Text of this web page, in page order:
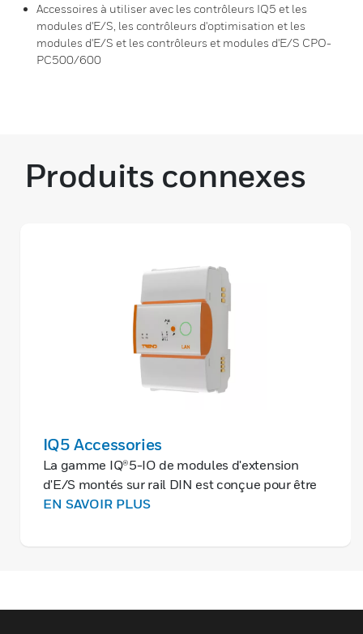
Accessoires à utiliser avec les contrôleurs IQ5 et les
modules d'E/S, les contrôleurs d'optimisation et les
modules d'E/S et les contrôleurs et modules d'E/S CPO-
PC500/600
Produits connexes
IQ5 Accessories
La gamme IQ®5-IO de modules d'extension
d'E/S montés sur rail DIN est conçue pour être
utilisée avec les contrôleurs IQ500 et IQ528 ,
canaux d'entrée et de sortie.
EN SAVOIR PLUS